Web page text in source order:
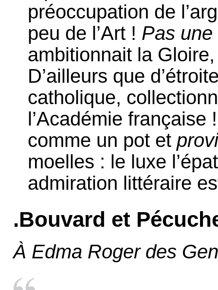
préoccupation de
peu de l’Art ! Pas une
ambitionnait la
D’ailleurs que
catholique,
l’Académie française
comme un pot et
moelles : le luxe
admiration littéraire
.Bouvard et
À Edma Roger des